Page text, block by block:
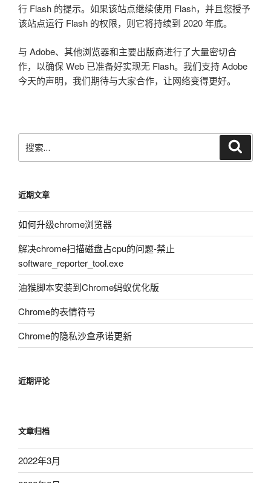
行 Flash 的提示。如果该站点继续使用 Flash，并且您授予
该站点运行 Flash 的权限，则它将持续到 2020 年底。
与 Adob​​e、其他浏览器和主要出版商进行了大量密切合
作，以确保 Web 已准备好实现无 Flash。我们支持 Adob​​e
今天的声明，我们期待与大家合作，让网络变得更好。
搜
索：
近期文章
如何升级chrome浏览器
解决chrome扫描磁盘占cpu的问题-禁止
software_reporter_tool.exe
油猴脚本安装到Chrome蚂蚁优化版
Chrome的表情符号
Chrome的隐私沙盒承诺更新
近期评论
文章归档
2022年3月